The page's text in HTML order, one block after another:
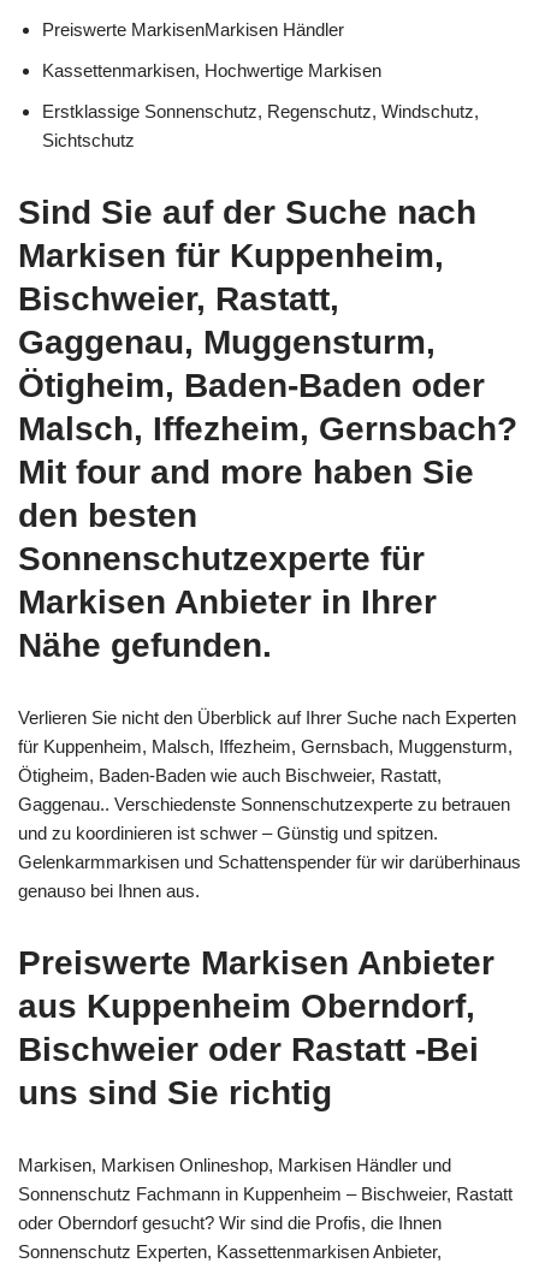
Preiswerte MarkisenMarkisen Händler
Kassettenmarkisen, Hochwertige Markisen
Erstklassige Sonnenschutz, Regenschutz, Windschutz,
Sichtschutz
Sind Sie auf der Suche nach
Markisen für Kuppenheim,
Bischweier, Rastatt,
Gaggenau, Muggensturm,
Ötigheim, Baden-Baden oder
Malsch, Iffezheim, Gernsbach?
Mit four and more haben Sie
den besten
Sonnenschutzexperte für
Markisen Anbieter in Ihrer
Nähe gefunden.
Verlieren Sie nicht den Überblick auf Ihrer Suche nach Experten
für Kuppenheim, Malsch, Iffezheim, Gernsbach, Muggensturm,
Ötigheim, Baden-Baden wie auch Bischweier, Rastatt,
Gaggenau.. Verschiedenste Sonnenschutzexperte zu betrauen
und zu koordinieren ist schwer – Günstig und spitzen.
Gelenkarmmarkisen und Schattenspender für wir darüberhinaus
genauso bei Ihnen aus.
Preiswerte Markisen Anbieter
aus Kuppenheim Oberndorf,
Bischweier oder Rastatt -Bei
uns sind Sie richtig
Markisen, Markisen Onlineshop, Markisen Händler und
Sonnenschutz Fachmann in Kuppenheim – Bischweier, Rastatt
oder Oberndorf gesucht? Wir sind die Profis, die Ihnen
Sonnenschutz Experten, Kassettenmarkisen Anbieter,